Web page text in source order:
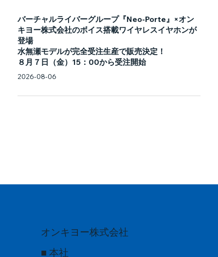
バーチャルライバーグループ『Neo-Porte』×オン
キヨー株式会社のボイス搭載ワイヤレスイヤホンが
登場
水無瀬モデルが完全受注生産で販売決定！
８月７日（金）15：00から受注開始
2026-08-06
オンキヨー株式会社
■ 本社